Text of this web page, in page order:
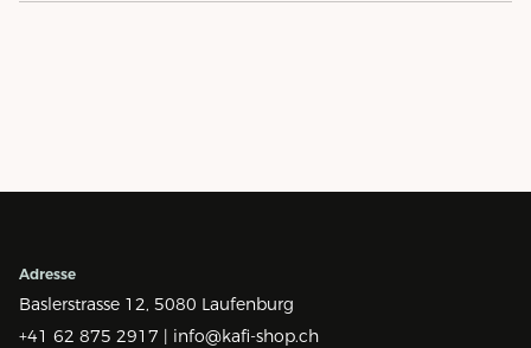
Adresse
Baslerstrasse 12, 5080 Laufenburg
+41 62 875 2917 | info@kafi-shop.ch